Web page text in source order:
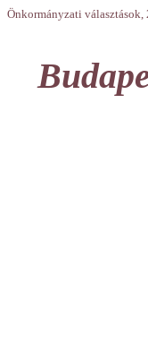
Önkormányzati választások,